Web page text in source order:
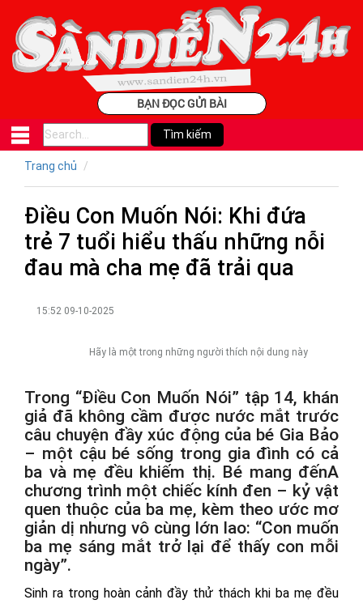
BẠN ĐỌC GỬI BÀI
Trang chủ
Điều Con Muốn Nói: Khi đứa
trẻ 7 tuổi hiểu thấu những nỗi
đau mà cha mẹ đã trải qua
15:52 09-10-2025
Hãy là một trong những người thích nội dung này
Trong “Điều Con Muốn Nói” tập 14, khán
giả đã không cầm được nước mắt trước
câu chuyện đầy xúc động của bé Gia Bảo
– một cậu bé sống trong gia đình có cả
ba và mẹ đều khiếm thị. Bé mang đếnA
chương trình một chiếc kính đen – kỷ vật
quen thuộc của ba mẹ, kèm theo ước mơ
giản dị nhưng vô cùng lớn lao: “Con muốn
ba mẹ sáng mắt trở lại để thấy con mỗi
ngày”.
Sinh ra trong hoàn cảnh đầy thử thách khi ba mẹ đều